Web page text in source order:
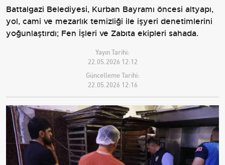
Battalgazi Belediyesi, Kurban Bayramı öncesi altyapı,
yol, cami ve mezarlık temizliği ile işyeri denetimlerini
yoğunlaştırdı; Fen İşleri ve Zabıta ekipleri sahada.
Yayın Tarihi:
22.05.2026 12:12
Güncelleme Tarihi:
22.05.2026 12:16